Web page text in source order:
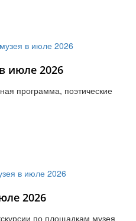
июле 2026
программа, поэтические
2026
по площадкам музея